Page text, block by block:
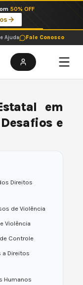
50% OFF
Ajuda Fale Conosco
em
e
Direitos
de Violência
Violência
Controle
a Direitos
Humanos